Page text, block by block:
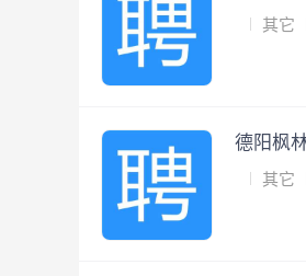
其它
德阳枫
其它